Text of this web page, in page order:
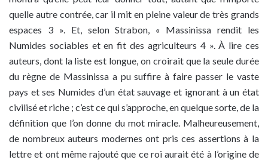
quelle autre contrée, car il mit en pleine valeur de très grands
espaces 3 ». Et, selon Strabon, « Massinissa rendit les
Numides sociables et en fit des agriculteurs 4 ». À lire ces
auteurs, dont la liste est longue, on croirait que la seule durée
du règne de Massinissa a pu suffire à faire passer le vaste
pays et ses Numides d’un état sauvage et ignorant à un état
civilisé et riche ; c’est ce qui s’approche, en quelque sorte, de la
définition que l’on donne du mot miracle. Malheureusement,
de nombreux auteurs modernes ont pris ces assertions à la
lettre et ont même rajouté que ce roi aurait été à l’origine de